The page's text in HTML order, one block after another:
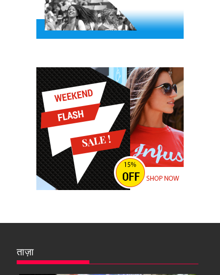
ताज़ा